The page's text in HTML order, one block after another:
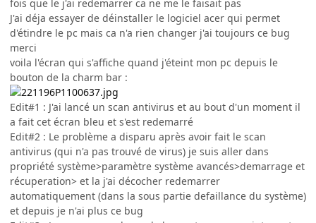
fois que le j'ai redemarrer ca ne me le faisait pas
J'ai déja essayer de déinstaller le logiciel acer qui permet
d'étindre le pc mais ca n'a rien changer j'ai toujours ce bug
merci
voila l'écran qui s'affiche quand j'éteint mon pc depuis le
bouton de la charm bar :
Edit#1 : J'ai lancé un scan antivirus et au bout d'un moment il
a fait cet écran bleu et s'est redemarré
Edit#2 : Le problème a disparu après avoir fait le scan
antivirus (qui n'a pas trouvé de virus) je suis aller dans
propriété système>paramètre système avancés>demarrage et
récuperation> et la j'ai décocher redemarrer
automatiquement (dans la sous partie defaillance du système)
et depuis je n'ai plus ce bug